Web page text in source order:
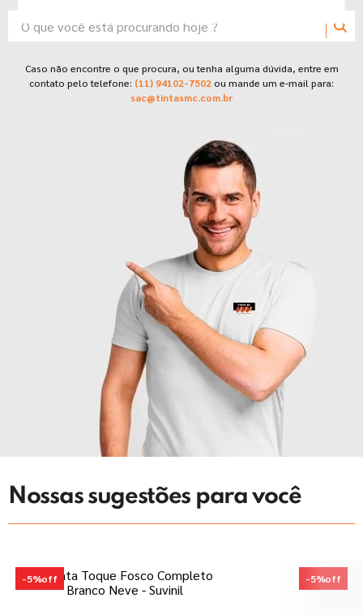
Caso não encontre o que procura, ou tenha alguma dúvida, entre em
contato pelo telefone: (11) 94102-7502 ou mande um e-mail para:
sac@tintasmc.com.br
Nossas sugestões para você
-5%off -5%off
8º esmalte
º tinta piso
verniz
TERMOS MAIS BUSCADOS
tinta suvinil
3º massa corrida
4º sherwin willians
5º tinta acrilica
6º massa acrilica
7º tinta
esmalte
9º
10º verniz